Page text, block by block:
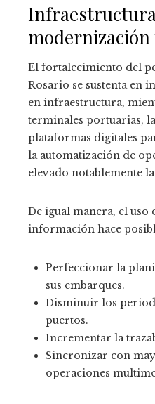
El fortalecimiento del
Rosario se sustenta en
en infraestructura,
terminales portuarias,
plataformas digitales
la automatización de
elevado notablemente
De igual manera, el uso
información hace
Perfeccionar la
sus embarques.
Disminuir los
puertos.
Incrementar la
Sincronizar con
operaciones